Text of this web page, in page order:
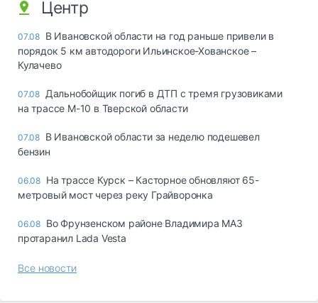
Центр
07.08 В Ивановской области на год раньше привели в
порядок 5 км автодороги Ильинское-Хованское –
Кулачево
07.08 Дальнобойщик погиб в ДТП с тремя грузовиками
на трассе М-10 в Тверской области
07.08 В Ивановской области за неделю подешевел
бензин
06.08 На трассе Курск – Касторное обновляют 65-
метровый мост через реку Грайворонка
06.08 Во Фрунзенском районе Владимира МАЗ
протаранил Lada Vesta
Все новости